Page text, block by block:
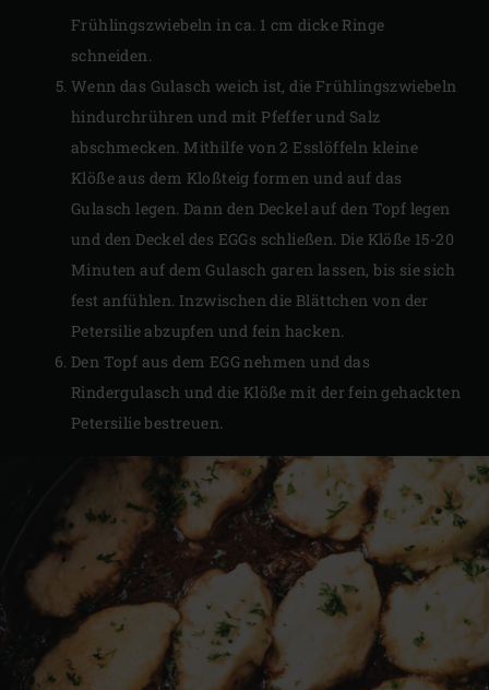
Frühlingszwiebeln in ca. 1 cm dicke Ringe
schneiden.
Wenn das Gulasch weich ist, die Frühlingszwiebeln
hindurchrühren und mit Pfeffer und Salz
abschmecken. Mithilfe von 2 Esslöffeln kleine
Klöße aus dem Kloßteig formen und auf das
Gulasch legen. Dann den Deckel auf den Topf legen
und den Deckel des EGGs schließen. Die Klöße 15-20
Minuten auf dem Gulasch garen lassen, bis sie sich
fest anfühlen. Inzwischen die Blättchen von der
Petersilie abzupfen und fein hacken.
Den Topf aus dem EGG nehmen und das
Rindergulasch und die Klöße mit der fein gehackten
Petersilie bestreuen.